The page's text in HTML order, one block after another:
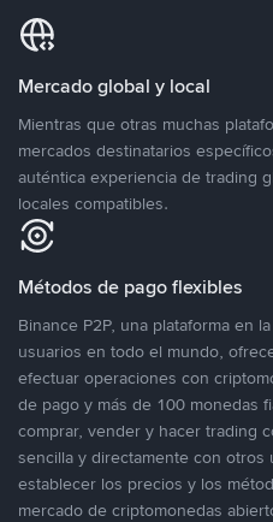
Mercado global y local
Mientras que otras muchas
mercados destinatarios
auténtica experiencia de trading
locales compatibles.
Métodos de pago flexibles
Binance P2P, una plataforma en
usuarios en todo el mundo,
efectuar operaciones con
de pago y más de 100 monedas
comprar, vender y hacer trading
sencilla y directamente con
establecer los precios y los
mercado de criptomonedas